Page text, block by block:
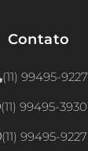
Contato
(11) 99495-9227
(11) 99495-3930
(11) 99495-9227